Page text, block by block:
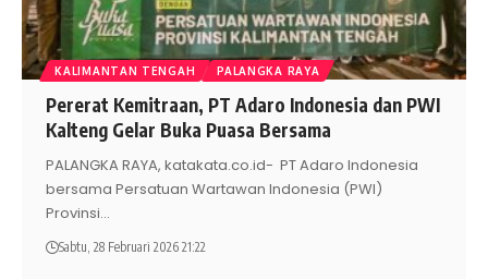
KALIMANTAN TENGAH PALANGKA RAYA
Pererat Kemitraan, PT Adaro Indonesia dan PWI
Kalteng Gelar Buka Puasa Bersama
PALANGKA RAYA, katakata.co.id- PT Adaro Indonesia
bersama Persatuan Wartawan Indonesia (PWI)
Provinsi…
Sabtu, 28 Februari 2026 21:22